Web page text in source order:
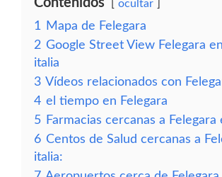
Contenidos ocultar
1
Mapa de Felegara
2 Google Street View Felegara
italia
3 Vídeos relacionados con
4 el tiempo en Felegara
5 Farmacias cercanas a Felegara
6 Centos de Salud cercanas a
italia: